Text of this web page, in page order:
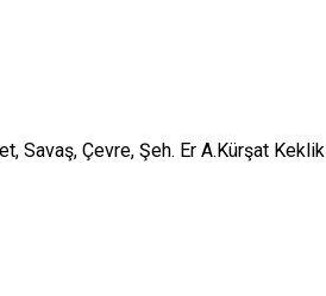
Savaş, Çevre, Şeh. Er A.Kürşat Keklik